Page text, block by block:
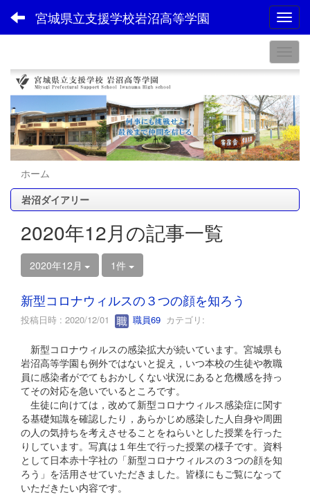
宮城県立支援学校岩沼高等学園
ホーム
岩沼ダイアリー
2020年12月の記事一覧
2020年12月 1件
新型コロナウィルスの３つの顔を知ろう
投稿日時 : 2020/12/01 職員69 カテゴリ:
新型コロナウィルスの感染拡大が続いています。宮城県も
岩沼高等学園も例外ではないと捉え，いつ本校の生徒や教職
員に感染者がでてもおかしくない状況にあると危機感を持っ
てその対応を急いでいるところです。
生徒に向けては，改めて新型コロナウィルス感染症に関す
る基礎知識を確認したり，あらかじめ感染した人自身や周囲
の人の気持ちを考えさせることをねらいとした授業を行った
りしています。写真は１年生で行った授業の様子です。資料
として日本赤十字社の「新型コロナウィルスの３つの顔を知
ろう」を活用させていただきました。皆様にもご覧になって
いただきたい内容です。